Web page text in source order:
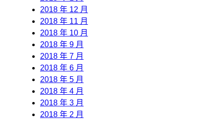
2018 年 12 月
2018 年 11 月
2018 年 10 月
2018 年 9 月
2018 年 7 月
2018 年 6 月
2018 年 5 月
2018 年 4 月
2018 年 3 月
2018 年 2 月